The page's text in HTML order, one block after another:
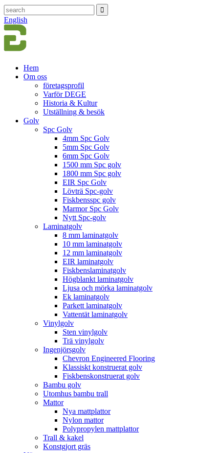
English
Hem
Om oss
företagsprofil
Varför DEGE
Historia & Kultur
Utställning & besök
Golv
Spc Golv
4mm Spc Golv
5mm Spc Golv
6mm Spc Golv
1500 mm Spc golv
1800 mm Spc golv
EIR Spc Golv
Lövträ Spc-golv
Fiskbensspc golv
Marmor Spc Golv
Nytt Spc-golv
Laminatgolv
8 mm laminatgolv
10 mm laminatgolv
12 mm laminatgolv
EIR laminatgolv
Fiskbenslaminatgolv
Högblankt laminatgolv
Ljusa och mörka laminatgolv
Ek laminatgolv
Parkett laminatgolv
Vattentät laminatgolv
Vinylgolv
Sten vinylgolv
Trä vinylgolv
Ingenjörsgolv
Chevron Engineered Flooring
Klassiskt konstruerat golv
Fiskbenskonstruerat golv
Bambu golv
Utomhus bambu trall
Mattor
Nya mattplattor
Nylon mattor
Polypropylen mattplattor
Trall & kakel
Konstgjort gräs